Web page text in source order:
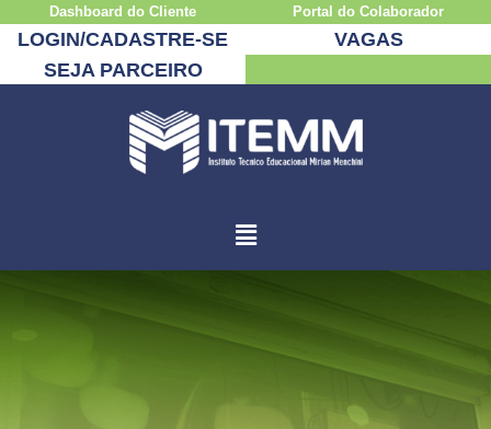
Dashboard do Cliente Portal do Colaborador
LOGIN/CADASTRE-SE
VAGAS
SEJA PARCEIRO